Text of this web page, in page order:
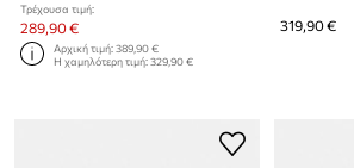
Τρέχουσα τιμή:
289,90 €
Αρχική τιμή:389,90 €
Η χαμηλότερη τιμή:329,90 €
319,90 €